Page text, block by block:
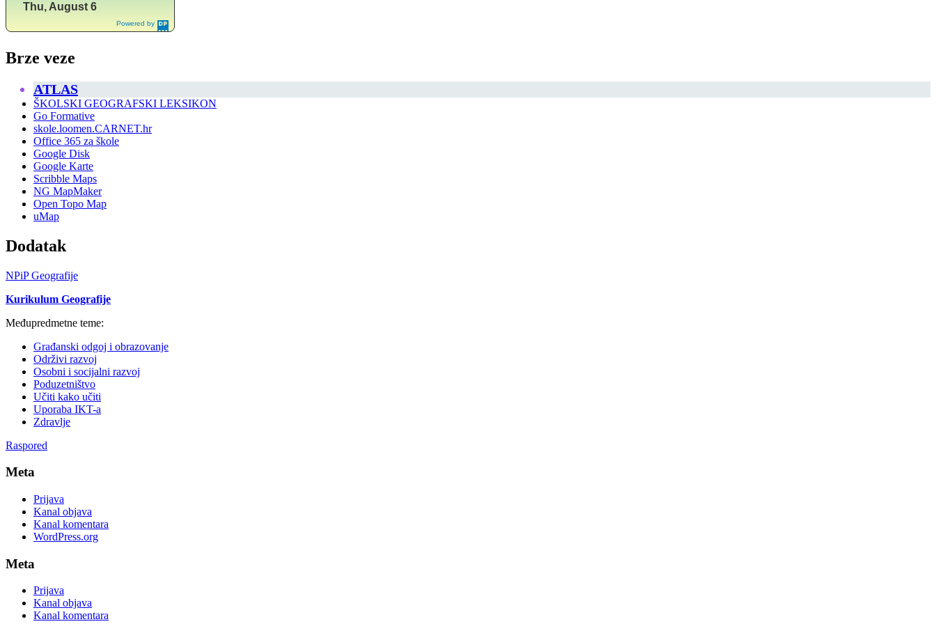
Brze veze
ATLAS
ŠKOLSKI GEOGRAFSKI LEKSIKON
Go Formative
skole.loomen.CARNET.hr
Office 365 za škole
Google Disk
Google Karte
Scribble Maps
NG MapMaker
Open Topo Map
uMap
Dodatak
NPiP Geografije
Kurikulum Geografije
Međupredmetne teme:
Građanski odgoj i obrazovanje
Održivi razvoj
Osobni i socijalni razvoj
Poduzetništvo
Učiti kako učiti
Uporaba IKT-a
Zdravlje
Raspored
Meta
Prijava
Kanal objava
Kanal komentara
WordPress.org
Meta
Prijava
Kanal objava
Kanal komentara